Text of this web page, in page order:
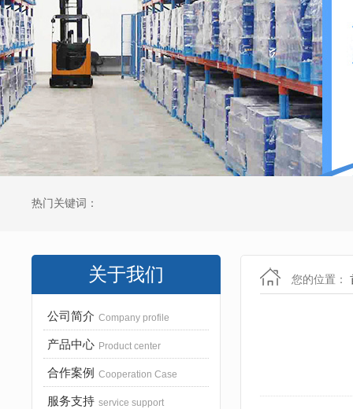
热门关键词：
关于我们
公司简介 Company profile
产品中心 Product center
合作案例 Cooperation Case
服务支持 service support
您的位置：